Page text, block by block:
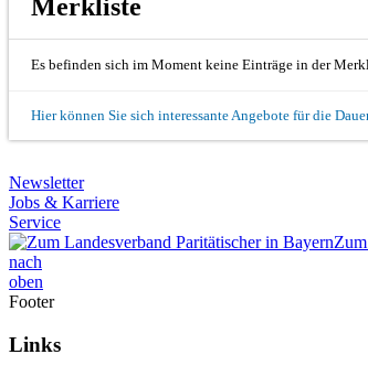
Merkliste
Es befinden sich im Moment keine Einträge in der
Hier können Sie sich interessante Angebote für die
Newsletter
Jobs & Karriere
Service
nach
oben
Footer
Links